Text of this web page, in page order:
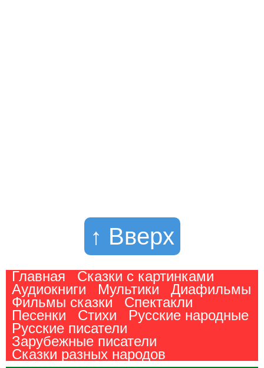
↑ Вверх
Главная
Сказки с картинками
Аудиокниги
Мультики
Диафильмы
Фильмы сказки
Спектакли
Песенки
Стихи
Русские народные
Русские писатели
Зарубежные писатели
Сказки разных народов